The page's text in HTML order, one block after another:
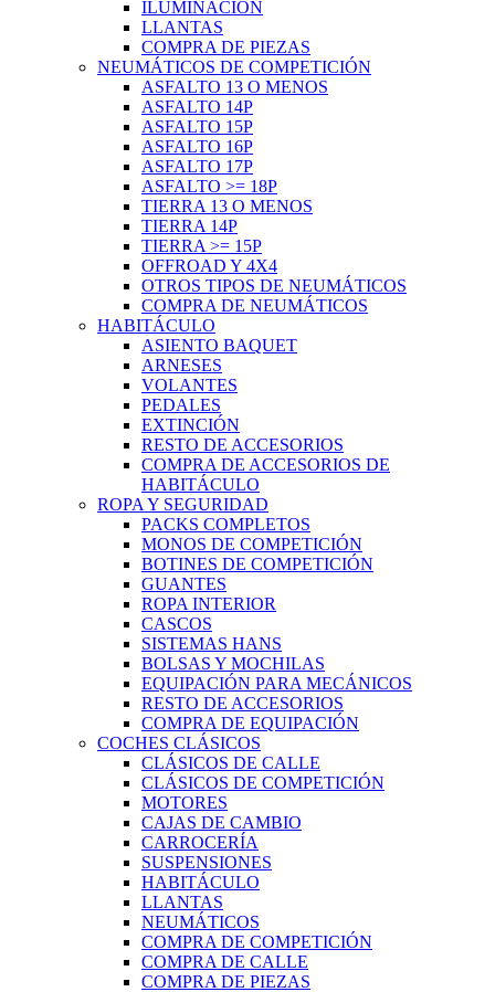
ILUMINACIÓN
LLANTAS
COMPRA DE PIEZAS
NEUMÁTICOS DE COMPETICIÓN
ASFALTO 13 O MENOS
ASFALTO 14P
ASFALTO 15P
ASFALTO 16P
ASFALTO 17P
ASFALTO >= 18P
TIERRA 13 O MENOS
TIERRA 14P
TIERRA >= 15P
OFFROAD Y 4X4
OTROS TIPOS DE NEUMÁTICOS
COMPRA DE NEUMÁTICOS
HABITÁCULO
ASIENTO BAQUET
ARNESES
VOLANTES
PEDALES
EXTINCIÓN
RESTO DE ACCESORIOS
COMPRA DE ACCESORIOS DE
HABITÁCULO
ROPA Y SEGURIDAD
PACKS COMPLETOS
MONOS DE COMPETICIÓN
BOTINES DE COMPETICIÓN
GUANTES
ROPA INTERIOR
CASCOS
SISTEMAS HANS
BOLSAS Y MOCHILAS
EQUIPACIÓN PARA MECÁNICOS
RESTO DE ACCESORIOS
COMPRA DE EQUIPACIÓN
COCHES CLÁSICOS
CLÁSICOS DE CALLE
CLÁSICOS DE COMPETICIÓN
MOTORES
CAJAS DE CAMBIO
CARROCERÍA
SUSPENSIONES
HABITÁCULO
LLANTAS
NEUMÁTICOS
COMPRA DE COMPETICIÓN
COMPRA DE CALLE
COMPRA DE PIEZAS